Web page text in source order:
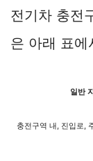
전기차 충전
은 아래 표에
일반
충전구역 내, 진입로,